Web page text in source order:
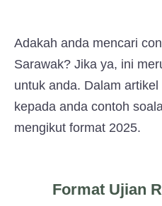
Adakah anda mencari
Sarawak? Jika ya, ini
untuk anda. Dalam
kepada anda contoh
mengikut format 2025.
Format Ujian